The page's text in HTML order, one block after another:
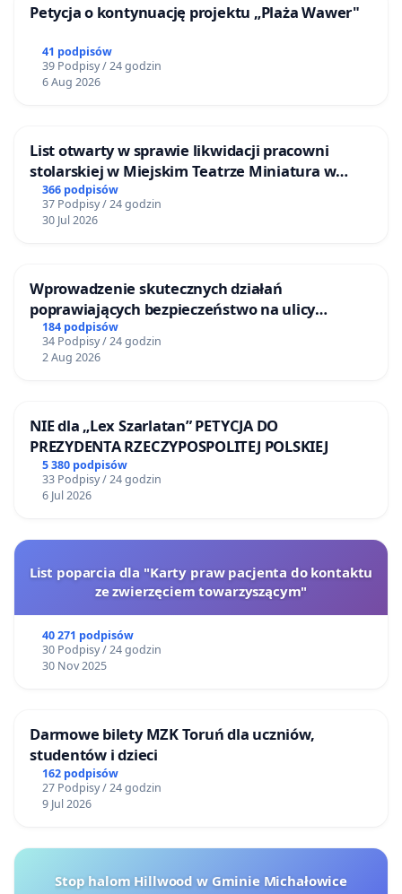
Petycja o kontynuację projektu „Plaża Wawer"
41 podpisów
39 Podpisy / 24 godzin
6 Aug 2026
List otwarty w sprawie likwidacji pracowni
stolarskiej w Miejskim Teatrze Miniatura w
Gdańsku
366 podpisów
37 Podpisy / 24 godzin
30 Jul 2026
Wprowadzenie skutecznych działań
poprawiających bezpieczeństwo na ulicy
Żeromskiego w Otwocku
184 podpisów
34 Podpisy / 24 godzin
2 Aug 2026
NIE dla „Lex Szarlatan” PETYCJA DO
PREZYDENTA RZECZYPOSPOLITEJ POLSKIEJ
5 380 podpisów
33 Podpisy / 24 godzin
6 Jul 2026
List poparcia dla "Karty praw pacjenta do kontaktu
ze zwierzęciem towarzyszącym"
40 271 podpisów
30 Podpisy / 24 godzin
30 Nov 2025
Darmowe bilety MZK Toruń dla uczniów,
studentów i dzieci
162 podpisów
27 Podpisy / 24 godzin
9 Jul 2026
Stop halom Hillwood w Gminie Michałowice